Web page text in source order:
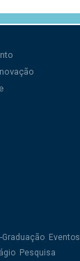
Graduação Eventos
Pesquisa